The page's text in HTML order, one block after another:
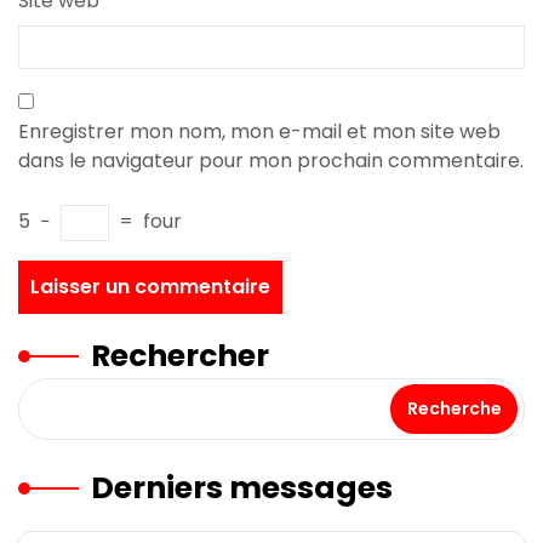
Enregistrer mon nom, mon e-mail et mon site web
dans le navigateur pour mon prochain commentaire.
5 − = four
Rechercher
Recherche
Derniers messages